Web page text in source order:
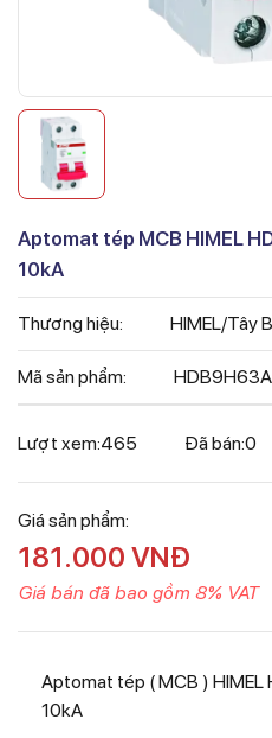
Aptomat tép MCB HIMEL
10kA
Thương hiệu: HIMEL/Tây
Mã sản phẩm:
Lượt xem:465 Đã bán:0
Giá sản phẩm:
181.000 VNĐ
Giá bán đã bao gồm 8% VAT
Aptomat tép ( MCB )
10kA